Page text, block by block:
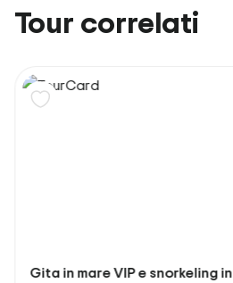
Tour correlati
Gita in mare VIP e snorkeling in